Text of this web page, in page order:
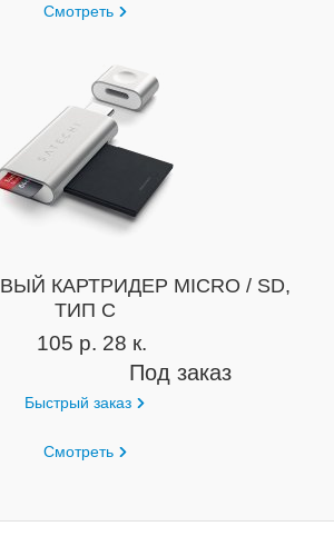
Смотреть
КАРТРИДЕР MICRO / SD,
ТИП C
105 р. 28 к.
Под заказ
Быстрый заказ
Смотреть